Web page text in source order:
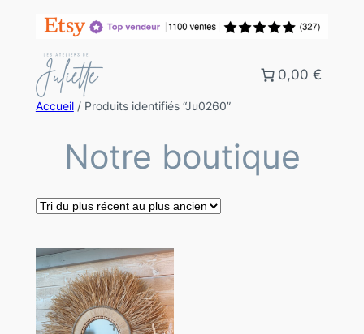
0,00 €
Accueil/ Produits identifiés “Ju0260”
Notre boutique